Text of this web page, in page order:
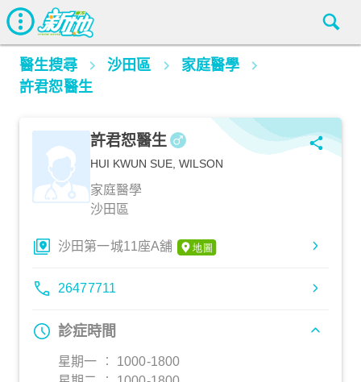
醫生搜尋 沙田區
家庭醫學
許君恕醫生
許君恕醫生
HUI KWUN SUE, WILSON
家庭醫學
沙田區
沙田第一城11座A舖
26477711
診症時間
星期一 ︰ 1000-1800